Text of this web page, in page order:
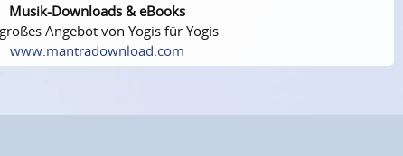
Musik-Downloads & eBooks
Angebot von Yogis für Yogis
www.mantradownload.com